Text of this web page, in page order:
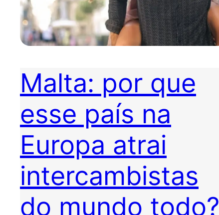
Malta: por que
esse país na
Europa atrai
intercambistas
do mundo todo?